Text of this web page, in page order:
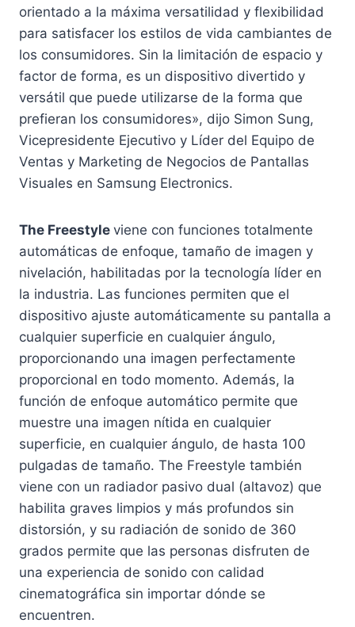
orientado a la máxima versatilidad y flexibilidad
para satisfacer los estilos de vida cambiantes de
los consumidores. Sin la limitación de espacio y
factor de forma, es un dispositivo divertido y
versátil que puede utilizarse de la forma que
prefieran los consumidores», dijo Simon Sung,
Vicepresidente Ejecutivo y Líder del Equipo de
Ventas y Marketing de Negocios de Pantallas
Visuales en Samsung Electronics.
The Freestyle viene con funciones totalmente
automáticas de enfoque, tamaño de imagen y
nivelación, habilitadas por la tecnología líder en
la industria. Las funciones permiten que el
dispositivo ajuste automáticamente su pantalla a
cualquier superficie en cualquier ángulo,
proporcionando una imagen perfectamente
proporcional en todo momento. Además, la
función de enfoque automático permite que
muestre una imagen nítida en cualquier
superficie, en cualquier ángulo, de hasta 100
pulgadas de tamaño. The Freestyle también
viene con un radiador pasivo dual (altavoz) que
habilita graves limpios y más profundos sin
distorsión, y su radiación de sonido de 360
grados permite que las personas disfruten de
una experiencia de sonido con calidad
cinematográfica sin importar dónde se
encuentren.